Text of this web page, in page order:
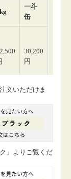
文いただけま
」よりご覧くだ